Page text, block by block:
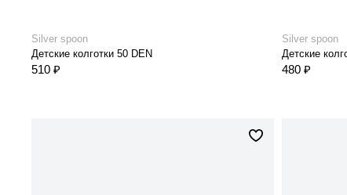
Silver spoon
Детские колготки 50 DEN
510 ₽
Silver spoon
Детские
480 ₽